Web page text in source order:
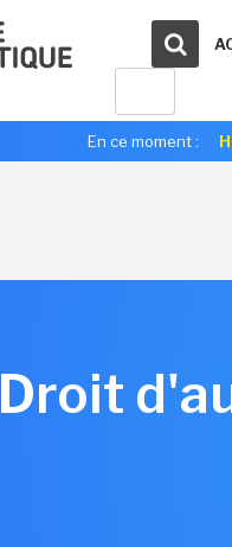
En ce moment :
Droit